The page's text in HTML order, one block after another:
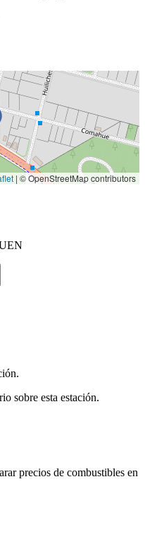
| © OpenStreetMap contributors
sobre esta estación.
precios de combustibles en